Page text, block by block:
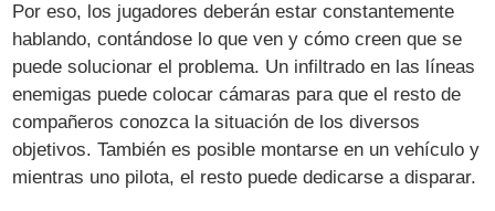
Por eso, los jugadores deberán estar constantemente
hablando, contándose lo que ven y cómo creen que se
puede solucionar el problema. Un infiltrado en las líneas
enemigas puede colocar cámaras para que el resto de
compañeros conozca la situación de los diversos
objetivos. También es posible montarse en un vehículo y
mientras uno pilota, el resto puede dedicarse a disparar.